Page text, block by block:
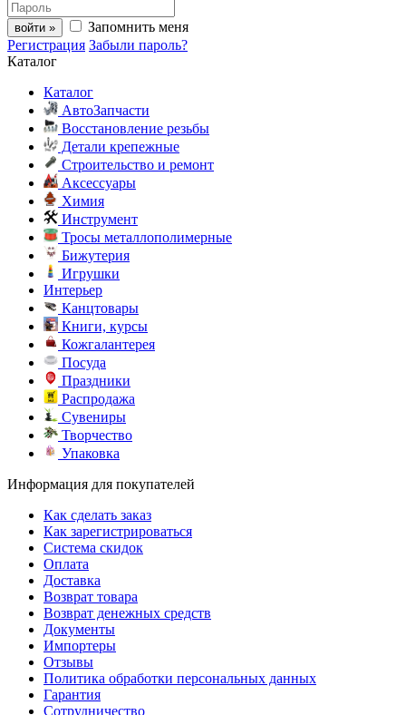
войти »
Запомнить меня
Регистрация Забыли пароль?
Каталог
Каталог
АвтоЗапчасти
Восстановление резьбы
Детали крепежные
Строительство и ремонт
Аксессуары
Химия
Инструмент
Тросы металлополимерные
Бижутерия
Игрушки
Интерьер
Канцтовары
Книги, курсы
Кожгалантерея
Посуда
Праздники
Распродажа
Сувениры
Творчество
Упаковка
Информация для покупателей
Как сделать заказ
Как зарегистрироваться
Система скидок
Оплата
Доставка
Возврат товара
Возврат денежных средств
Документы
Импортеры
Отзывы
Политика обработки персональных данных
Гарантия
Сотрудничество